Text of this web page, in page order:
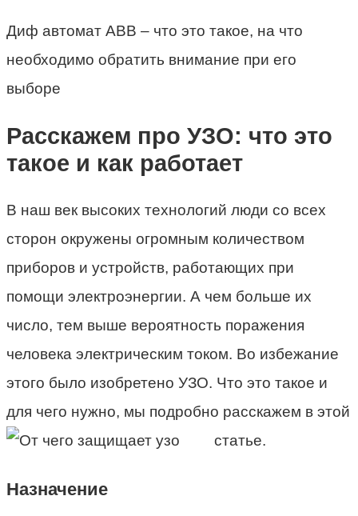
Диф автомат АВВ – что это такое, на что
необходимо обратить внимание при его
выборе
Расскажем про УЗО: что это
такое и как работает
В наш век высоких технологий люди со всех
сторон окружены огромным количеством
приборов и устройств, работающих при
помощи электроэнергии. А чем больше их
число, тем выше вероятность поражения
человека электрическим током. Во избежание
этого было изобретено УЗО. Что это такое и
для чего нужно, мы подробно расскажем в этой
статье.
Назначение